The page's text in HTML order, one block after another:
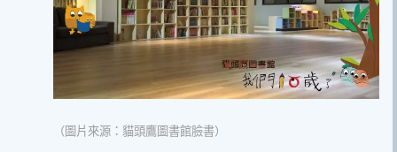
（圖片來源：貓頭鷹圖書館臉書）